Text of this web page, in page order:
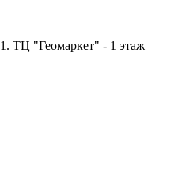
ТЦ "Геомаркет" - 1 этаж